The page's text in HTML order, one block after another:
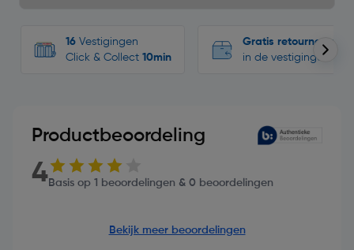
16 Vestigingen
Click & Collect 10min
Gratis retourneren
in de vestigingen
Productbeoordeling
4Basis op 1 beoordelingen & 0 beoordelingen
Bekijk meer beoordelingen